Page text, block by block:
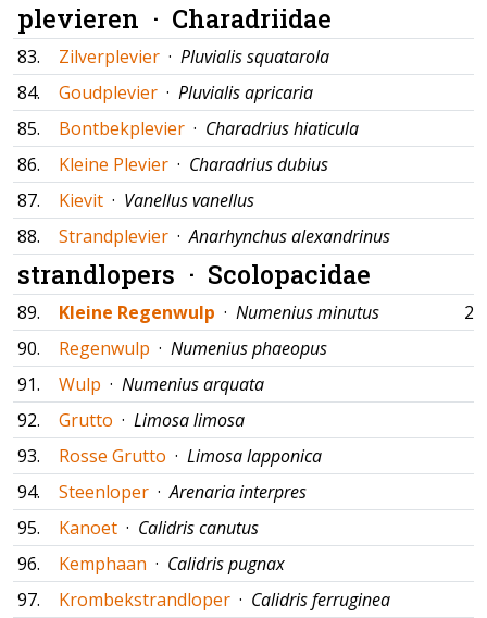
plevieren · Charadriidae
83. Zilverplevier · Pluvialis squatarola
84.
Goudplevier · Pluvialis apricaria
85.
Bontbekplevier · Charadrius hiaticula
86.
Kleine Plevier · Charadrius dubius
87.
Kievit · Vanellus vanellus
88.
Strandplevier ·Anarhynchus alexandrinus
strandlopers · Scolopacidae
89. Kleine Regenwulp · Numenius minutus
90.
Regenwulp · Numenius phaeopus
91.
Wulp · Numenius arquata
92.
Grutto · Limosa limosa
93.
Rosse Grutto · Limosa lapponica
94.
Steenloper ·Arenaria interpres
95.
Kanoet · Calidris canutus
96.
Kemphaan · Calidris pugnax
97.
Krombekstrandloper · Calidris ferruginea